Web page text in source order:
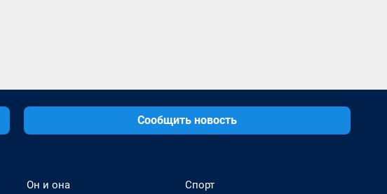
Сообщить новость
Он и она
Спорт